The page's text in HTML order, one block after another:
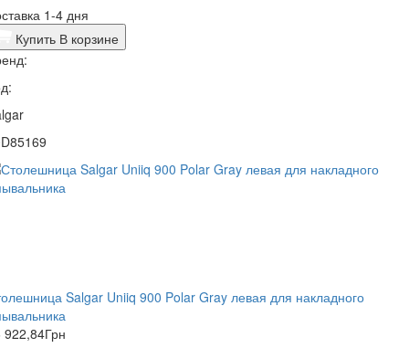
1-4 дня
Купить В корзине
Salgar Uniiq 900 Polar Gray левая для накладного
922,84Грн